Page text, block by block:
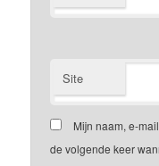
Site
Mijn naam, e-
de volgende keer